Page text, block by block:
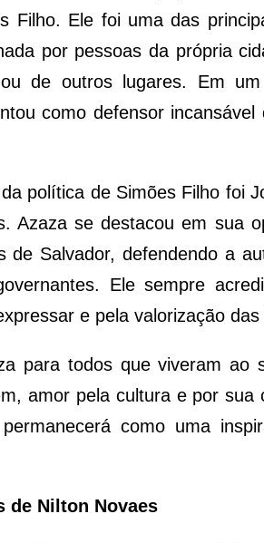
Filho. Ele foi uma das
por pessoas da própria
de outros lugares. Em
como defensor
política de Simões Filho foi
Azaza se destacou em sua
Salvador, defendendo a
Ele sempre
e pela valorização
para todos que viveram ao
amor pela cultura e por sua
como uma
de Nilton Novaes